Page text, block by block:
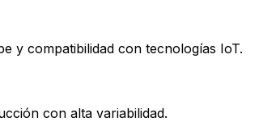
y compatibilidad con tecnologías IoT.
con alta variabilidad.